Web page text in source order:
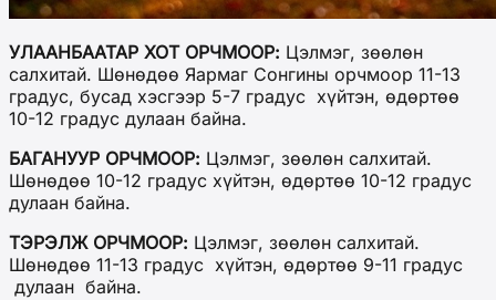
УЛААНБААТАР ХОТ ОРЧМООР: Цэлмэг, зөөлөн
салхитай. Шөнөдөө Яармаг Сонгины орчмоор 11-13
градус, бусад хэсгээр 5-7 градус хүйтэн, өдөртөө
10-12 градус дулаан байна.
БАГАНУУР ОРЧМООР: Цэлмэг, зөөлөн салхитай.
Шөнөдөө 10-12 градус хүйтэн, өдөртөө 10-12 градус
дулаан байна.
ТЭРЭЛЖ ОРЧМООР: Цэлмэг, зөөлөн салхитай.
Шөнөдөө 11-13 градус хүйтэн, өдөртөө 9-11 градус
дулаан байна.